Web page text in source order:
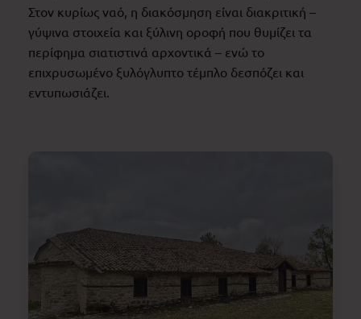
Στον κυρίως ναό, η διακόσμηση είναι διακριτική –
γύψινα στοιχεία και ξύλινη οροφή που θυμίζει τα
περίφημα σιατιστινά αρχοντικά – ενώ το
επιχρυσωμένο ξυλόγλυπτο τέμπλο δεσπόζει και
εντυπωσιάζει.